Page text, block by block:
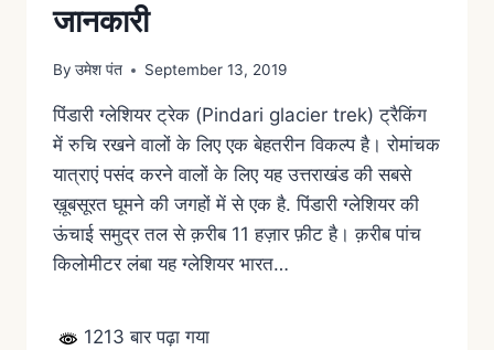
जानकारी
By उमेश पंत September 13, 2019
पिंडारी ग्लेशियर ट्रेक (Pindari glacier trek) ट्रैकिंग
में रुचि रखने वालों के लिए एक बेहतरीन विकल्प है। रोमांचक
यात्राएं पसंद करने वालों के लिए यह उत्तराखंड की सबसे
ख़ूबसूरत घूमने की जगहों में से एक है. पिंडारी ग्लेशियर की
ऊंचाई समुद्र तल से क़रीब 11 हज़ार फ़ीट है। क़रीब पांच
किलोमीटर लंबा यह ग्लेशियर भारत…
1213 बार पढ़ा गया